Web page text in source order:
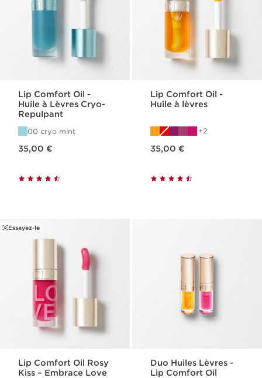
Lip Comfort Oil -
Huile à Lèvres Cryo-
Repulpant
00 cryo mint
35,00 €
Lip Comfort Oil -
Huile à lèvres
2
35,00 €
Essayez-le
Lip Comfort Oil Rosy
Kiss – Embrace Love
Duo Huiles Lèvres -
Lip Comfort Oil